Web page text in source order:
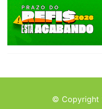
© Copyright